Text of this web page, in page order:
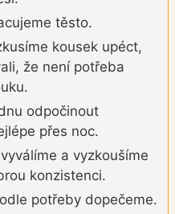
těsto.
kousek upéct,
že není potřeba
odpočinout
přes noc.
a vyzkoušíme
konzistenci.
potřeby dopečeme.